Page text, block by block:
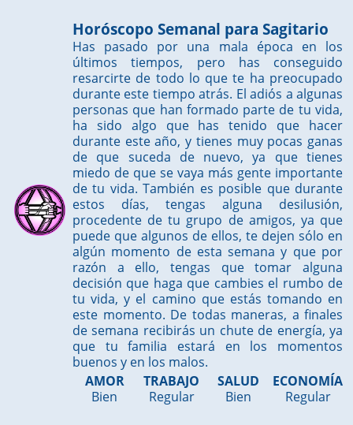
Horóscopo Semanal para Sagitario
Has pasado por una mala época en los
últimos tiempos, pero has conseguido
resarcirte de todo lo que te ha preocupado
durante este tiempo atrás. El adiós a algunas
personas que han formado parte de tu vida,
ha sido algo que has tenido que hacer
durante este año, y tienes muy pocas ganas
de que suceda de nuevo, ya que tienes
miedo de que se vaya más gente importante
de tu vida. También es posible que durante
estos días, tengas alguna desilusión,
procedente de tu grupo de amigos, ya que
puede que algunos de ellos, te dejen sólo en
algún momento de esta semana y que por
razón a ello, tengas que tomar alguna
decisión que haga que cambies el rumbo de
tu vida, y el camino que estás tomando en
este momento. De todas maneras, a finales
de semana recibirás un chute de energía, ya
que tu familia estará en los momentos
buenos y en los malos.
AMOR
Bien
TRABAJO
Regular
SALUD
Bien
ECONOMÍA
Regular